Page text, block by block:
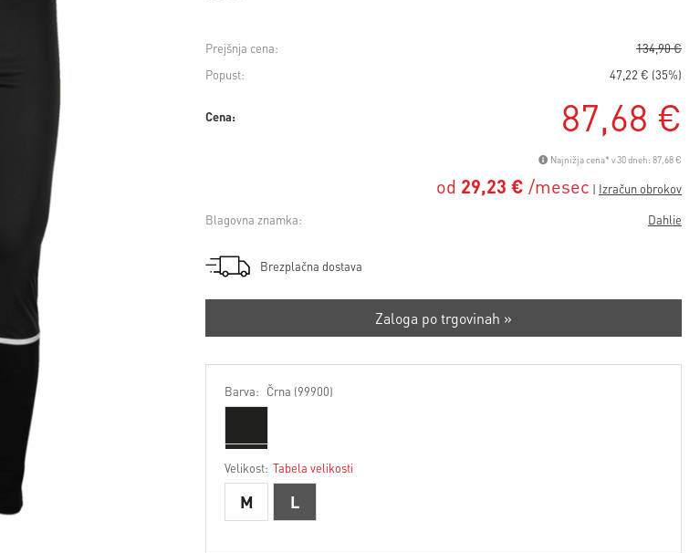
Prejšnja cena:
134,90 €
Popust:
47,22 € (35%)
Cena: 87,68 €
Najnižja cena* v 30 dneh: 87,68 €
od 29,23 € /mesec
Blagovna znamka: Dahlie
Brezplačna dostava
Zaloga po trgovinah »
Barva: Črna (99900)
Velikost: Tabela velikosti
M L